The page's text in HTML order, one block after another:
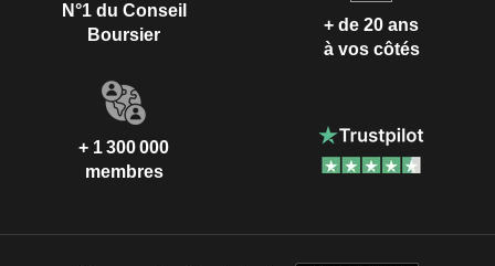
N°1 du Conseil
Boursier
+ de 20 ans
à vos côtés
+ 1 300 000
membres